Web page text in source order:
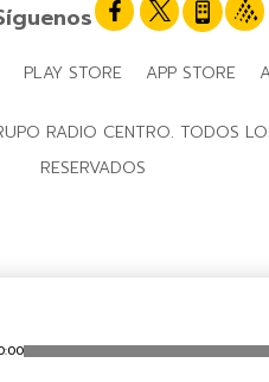
PLAY STORE APP STORE
RADIO CENTRO. TODOS
RESERVADOS
:00